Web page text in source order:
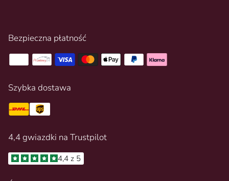
Bezpieczna płatność
Szybka dostawa
4,4 gwiazdki na Trustpilot
4,4 z 5